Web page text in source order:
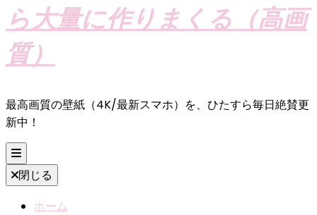
ら大量に作りまくる（高画
質）
最高画質の壁紙（4K/最新スマホ）を、ひたすら毎日絶賛更
新中！
閉じる
ホーム